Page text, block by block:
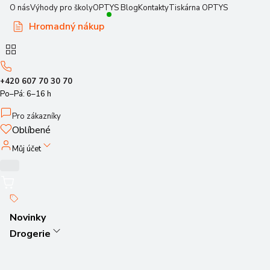
O násVýhody pro školyOPTYS BlogKontaktyTiskárna OPTYS
Hromadný nákup
+420 607 70 30 70
Po–Pá: 6–16 h
Pro zákazníky
Oblíbené
Můj účet
Novinky
Drogerie